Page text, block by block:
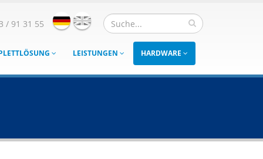
/ 91 31 55
LEISTUNGEN HARDWARE